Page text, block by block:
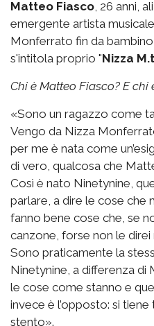
Matteo Fiasco, 26 anni,
emergente artista
Monferrato fin da
s'intitola proprio "Nizza
Chi è Matteo Fiasco? E chi
«Sono un ragazzo come
Vengo da Nizza
per me è nata come
di vero, qualcosa che
Così è nato Ninetynine,
parlare, a dire le cose che
fanno bene cose che, se
canzone, forse non le direi
Sono praticamente la
Ninetynine, a differenza di
le cose come stanno e
invece è l’opposto: si
stento».